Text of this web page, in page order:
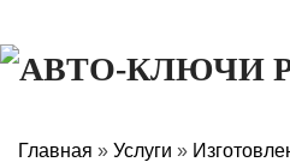
Главная » Услуги »